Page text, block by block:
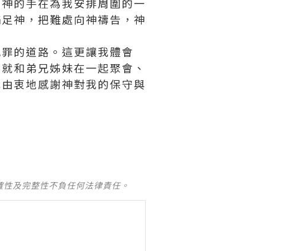
神，把難處向神禱告 ，神
的道路。這更讓我體會
和弟兄姊妹在一起聚會、
衷地感謝神對我的保守與
及完整性不負任何法律責任。